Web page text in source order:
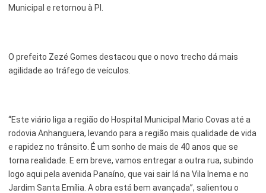
Municipal e retornou à PI.
O prefeito Zezé Gomes destacou que o novo trecho dá mais
agilidade ao tráfego de veículos.
“Este viário liga a região do Hospital Municipal Mario Covas até a
rodovia Anhanguera, levando para a região mais qualidade de vida
e rapidez no trânsito. É um sonho de mais de 40 anos que se
torna realidade. E em breve, vamos entregar a outra rua, subindo
logo aqui pela avenida Panaíno, que vai sair lá na Vila Inema e no
Jardim Santa Emília. A obra está bem avançada”, salientou o